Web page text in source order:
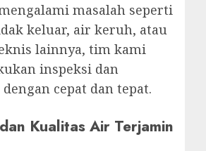
masalah seperti
keluar, air keruh, atau
lainnya, tim kami
inspeksi dan
cepat dan tepat.
Kualitas Air Terjamin